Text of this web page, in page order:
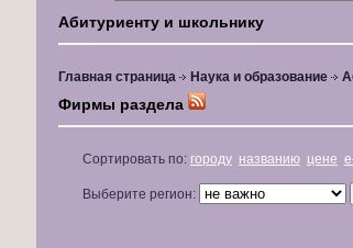
Абитуриенту и школьнику
Главная страница Наука и образование
Фирмы раздела
Сортировать по: городу названию цене
Выберите регион: